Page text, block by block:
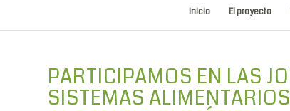
Inicio El proyecto
PARTICIPAMOS EN LAS
SISTEMAS